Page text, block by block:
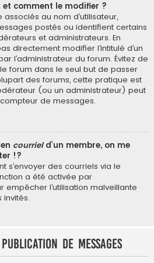
et comment le modifier ?
au nom d’utilisateur,
postés ou identifient certains
et administrateurs. En
directement modifier l’intitulé d’un
l’administrateur du forum. Évitez de
forum dans le seul but de passer
des forums, cette pratique est
(ou un administrateur) peut
de messages.
courrield’un membre, on me
!?
s’envoyer des courriels via le
a été activée par
empêcher l’utilisation malveillante
de messages